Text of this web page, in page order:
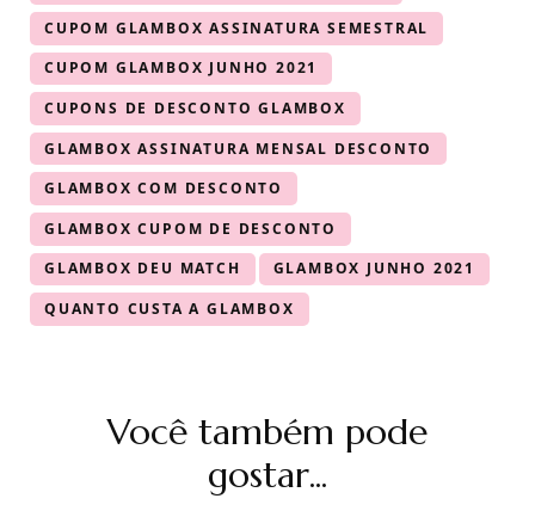
CUPOM GLAMBOX ASSINATURA SEMESTRAL
CUPOM GLAMBOX JUNHO 2021
CUPONS DE DESCONTO GLAMBOX
GLAMBOX ASSINATURA MENSAL DESCONTO
GLAMBOX COM DESCONTO
GLAMBOX CUPOM DE DESCONTO
GLAMBOX DEU MATCH
GLAMBOX JUNHO 2021
QUANTO CUSTA A GLAMBOX
NavegaçãoVocê também pode
gostar...